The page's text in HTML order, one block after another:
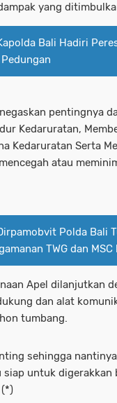
yang
Bali Hadiri
Pedungan
pentingnya
Kedaruratan,
Kedaruratan Serta
atau
Polda Bali
TWG dan MSC
Apel dilanjutkan
dan alat
tumbang.
sehingga
siap untuk